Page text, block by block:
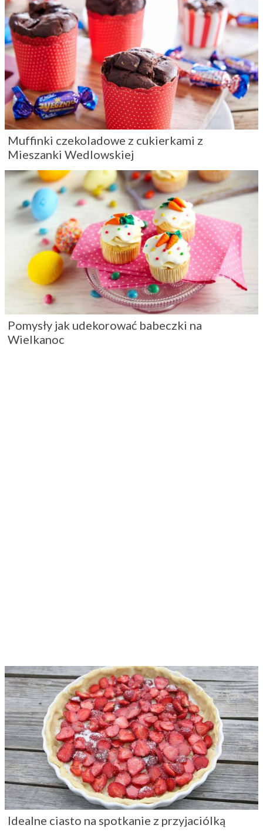
Muffinki czekoladowe z cukierkami z
Mieszanki Wedlowskiej
Pomysły jak udekorować babeczki na
Wielkanoc
Idealne ciasto na spotkanie z przyjaciólką